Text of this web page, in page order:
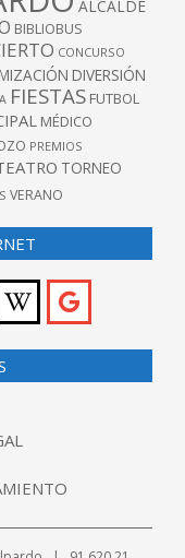
ALCALDE
BIBLIOBUS
CONCURSO
DIVERSIÓN
FIESTAS FUTBOL
MÉDICO
PREMIOS
TORNEO
VERANO